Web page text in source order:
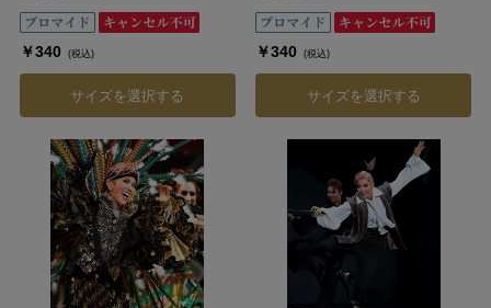
￥340 (税込)
サイズを選択する
￥340 (税込)
サイズを選択する